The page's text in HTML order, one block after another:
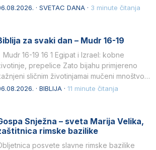
· SVETAC DANA · 3 minute čitanja
za svaki dan – Mudr 16-19
Mudr 16-19 16 1 Egipat i Izrael: kobne
prepelice Zato bijahu primjereno
sličnim životinjamai mučeni mnoštvom
A narod…
· BIBLIJA · 11 minute čitanja
Snježna – sveta Marija Velika,
rimske bazilike
posvete slavne rimske bazilike